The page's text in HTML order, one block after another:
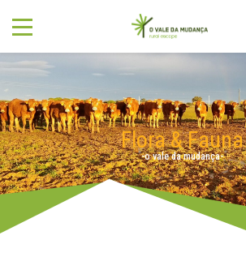
Flora & Fauna
-o vale da mudança-